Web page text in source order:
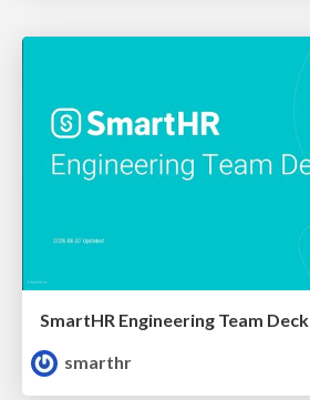
SmartHR Engineering Team Deck
smarthr